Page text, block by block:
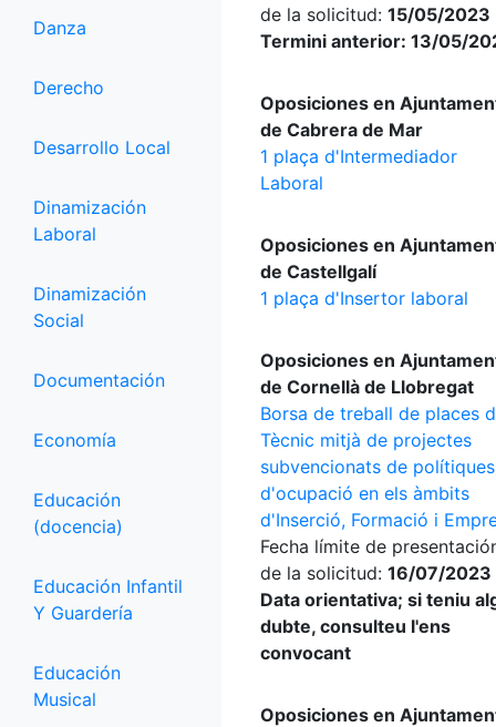
Danza
Derecho
Desarrollo Local
Dinamización
Laboral
Dinamización
Social
Documentación
Economía
Educación
(docencia)
Educación Infantil
Y Guardería
Educación
Musical
de la solicitud: 15/05/2023
Termini anterior: 13/05/
Oposiciones en
de Cabrera de Mar
1 plaça d'Intermediador
Laboral
Oposiciones en
de Castellgalí
1 plaça d'Insertor laboral
Oposiciones en
de Cornellà de Llobregat
Borsa de treball de places
Tècnic mitjà de projectes
subvencionats de polítiques
d'ocupació en els àmbits
d'Inserció, Formació i
Fecha límite de
de la solicitud: 16/07/2023
Data orientativa; si teniu
dubte, consulteu l'ens
convocant
Oposiciones en